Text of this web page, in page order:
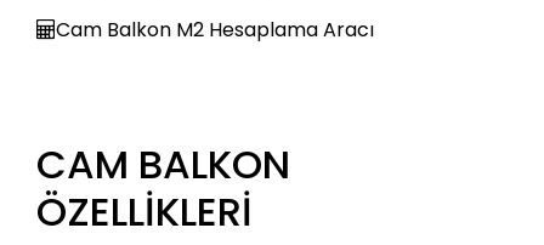
Cam Balkon M2 Hesaplama Aracı
CAM BALKON
ÖZELLİKLERİ